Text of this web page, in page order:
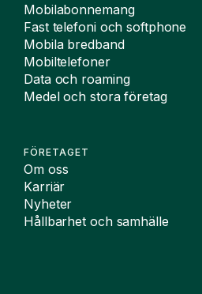
Mobilabonnemang
Fast telefoni och softphone
Mobila bredband
Mobiltelefoner
Data och roaming
Medel och stora företag
FÖRETAGET
Om oss
Karriär
Nyheter
Hållbarhet och samhälle